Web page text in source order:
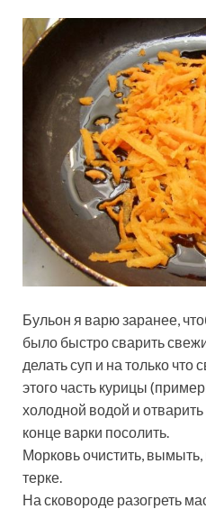
Бульон я варю заранее,
было быстро сварить
делать суп и на только
этого часть курицы
холодной водой и
конце варки посолить.
Морковь очистить, вымыть,
терке.
На сковороде разогреть